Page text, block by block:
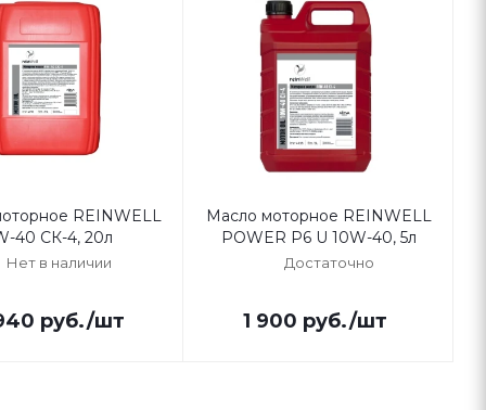
REINWELL
40 CК-4, 20л
Нет в наличии
руб./шт
Масло моторное REINWELL
POWER P6 U 10W-40, 5л
Достаточно
1 900 руб./шт